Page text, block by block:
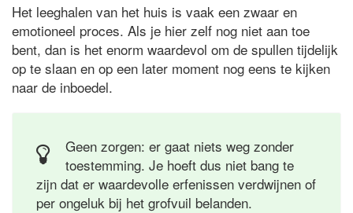
Het leeghalen van het huis is vaak een zwaar en
emotioneel proces. Als je hier zelf nog niet aan toe
bent, dan is het enorm waardevol om de spullen tijdelijk
op te slaan en op een later moment nog eens te kijken
naar de inboedel.
Geen zorgen: er gaat niets weg zonder
toestemming. Je hoeft dus niet bang te
zijn dat er waardevolle erfenissen verdwijnen of
per ongeluk bij het grofvuil belanden.